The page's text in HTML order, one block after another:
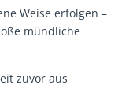
Weise erfolgen –
mündliche
zuvor aus